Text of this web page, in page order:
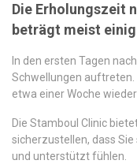
Die Erholungszeit
beträgt meist
In den ersten Tagen
Schwellungen auftreten.
etwa einer Woche
Die Stamboul Clinic
sicherzustellen, dass
und unterstützt fühlen.